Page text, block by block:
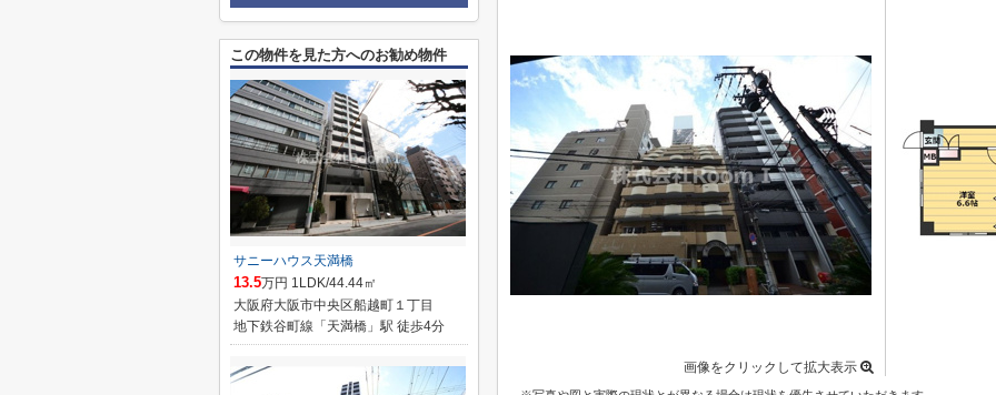
画像をクリックして拡大表示
この物件を見た方へのお勧め物件
サニーハウス天満橋
13.5万円 1LDK/44.44㎡
大阪府大阪市中央区船越町１丁目
地下鉄谷町線「天満橋」駅 徒歩4分